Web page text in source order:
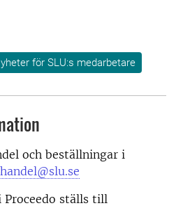
för SLU:s medarbetare
och beställningar i
ställs till